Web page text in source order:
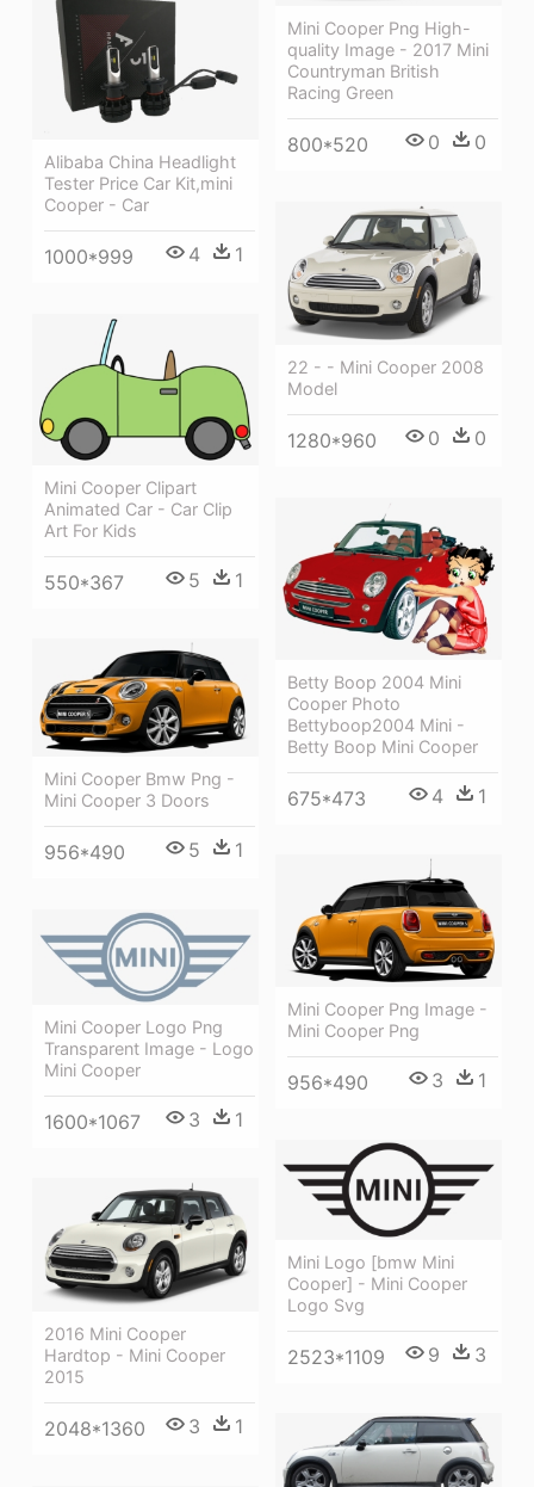
Mini Cooper Png High-
quality Image - 2017 Mini
Countryman British
Racing Green
800*520 0 0
Alibaba China Headlight
Tester Price Car Kit,mini
Cooper - Car
1000*999 4 1
22 - - Mini Cooper 2008
Model
1280*960 0 0
Mini Cooper Clipart
Animated Car - Car Clip
Art For Kids
550*367 5 1
Betty Boop 2004 Mini
Cooper Photo
Bettyboop2004 Mini -
Betty Boop Mini Cooper
675*473 4 1
Mini Cooper Bmw Png -
Mini Cooper 3 Doors
956*490 5 1
Mini Cooper Png Image -
Mini Cooper Png
956*490 3 1
Mini Cooper Logo Png
Transparent Image - Logo
Mini Cooper
1600*1067 3 1
Mini Logo [bmw Mini
Cooper] - Mini Cooper
Logo Svg
2523*1109 9 3
2016 Mini Cooper
Hardtop - Mini Cooper
2015
2048*1360 3 1